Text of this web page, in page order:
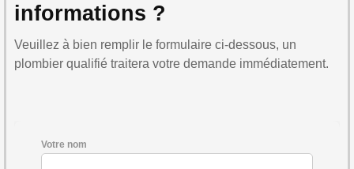
informations ?
Veuillez à bien remplir le formulaire ci-dessous, un
plombier qualifié traitera votre demande immédiatement.
Votre nom